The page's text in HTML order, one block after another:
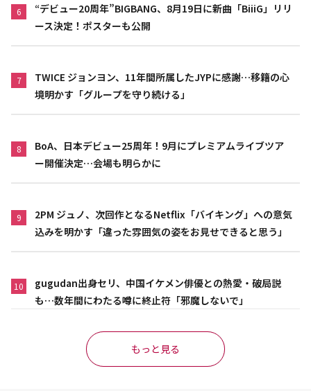
6
“デビュー20周年”BIGBANG、8月19日に新曲「BiiiG」リリ
ース決定！ポスターも公開
7
TWICE ジョンヨン、11年間所属したJYPに感謝…移籍の心
境明かす「グループを守り続ける」
8
BoA、日本デビュー25周年！9月にプレミアムライブツア
ー開催決定…会場も明らかに
9
2PM ジュノ、次回作となるNetflix「バイキング」への意気
込みを明かす「違った雰囲気の姿をお見せできると思う」
10
gugudan出身セリ、中国イケメン俳優との熱愛・破局説
も…数年間にわたる噂に終止符「邪魔しないで」
もっと見る